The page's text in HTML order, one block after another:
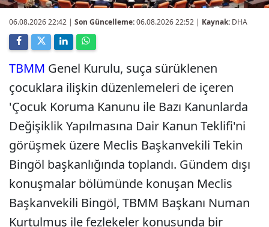
06.08.2026 22:42 | Son Güncelleme:06.08.2026 22:52 | Kaynak: DHA
TBMM Genel Kurulu, suça sürüklenen
çocuklara ilişkin düzenlemeleri de içeren
'Çocuk Koruma Kanunu ile Bazı Kanunlarda
Değişiklik Yapılmasına Dair Kanun Teklifi'ni
görüşmek üzere Meclis Başkanvekili Tekin
Bingöl başkanlığında toplandı. Gündem dışı
konuşmalar bölümünde konuşan Meclis
Başkanvekili Bingöl, TBMM Başkanı Numan
Kurtulmuş ile fezlekeler konusunda bir